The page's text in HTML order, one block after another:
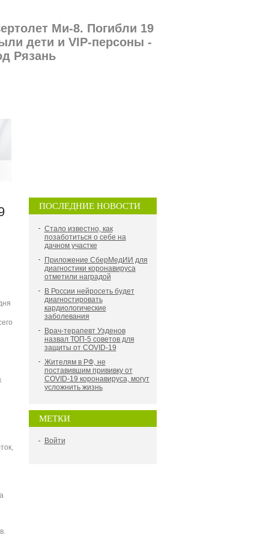
Ми-8. Погибли 19
дети и VIP-персоны -
Рязань
ПОСЛЕДНИЕ НОВОСТИ
Стало известно, как
позаботиться о себе на
дачном участке
Приложение СберМедИИ для
диагностики коронавируса
отметили наградой
В России нейросеть будет
диагностировать
кардиологические
заболевания
Врач-терапевт Узденов
назвал ТОП-5 советов для
защиты от COVID-19
Жителям в РФ, не
поставившим прививку от
COVID-19 коронавируса, могут
усложнить жизнь
МЕТКИ
Войти